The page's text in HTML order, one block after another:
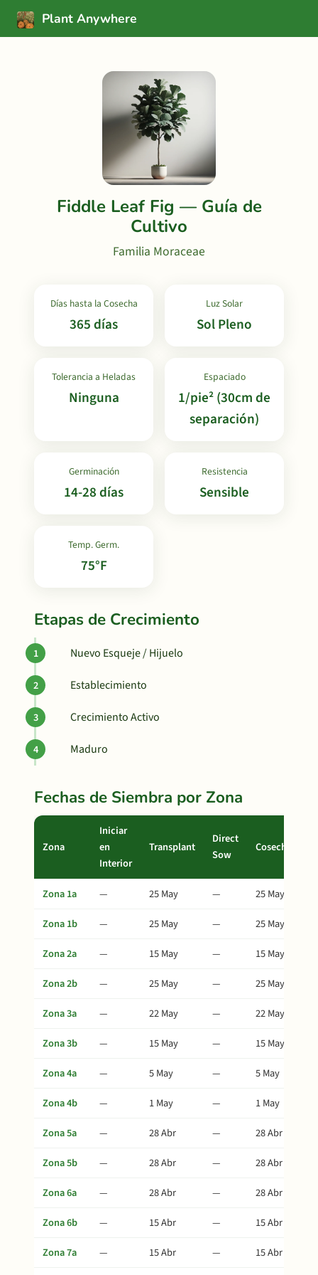
Plant Anywhere
Fiddle Leaf Fig — Guía de
Cultivo
Familia Moraceae
Días hasta la Cosecha
365 días
Luz Solar
Sol Pleno
Tolerancia a Heladas
Ninguna
Espaciado
1/pie² (30cm de
separación)
Germinación
14-28 días
Resistencia
Sensible
Temp. Germ.
75°F
Etapas de Crecimiento
Nuevo Esqueje / Hijuelo
Establecimiento
Crecimiento Activo
Maduro
Fechas de Siembra por Zona
Zona
Iniciar
en
Interior
Transplant
Direct
Sow
Cosecha
Zona 1a — 25 May —
25 May
Zona 1b
— 25 May —
25 May
Zona 2a
— 15 May —
15 May
Zona 2b
— 25 May —
25 May
Zona 3a
— 22 May —
22 May
Zona 3b
— 15 May —
15 May
Zona 4a
— 5 May —
5 May
Zona 4b
— 1 May —
1 May
Zona 5a
— 28 Abr —
28 Abr
Zona 5b
— 28 Abr —
28 Abr
Zona 6a
— 28 Abr —
28 Abr
Zona 6b
— 15 Abr —
15 Abr
Zona 7a
— 15 Abr — 15 Abr